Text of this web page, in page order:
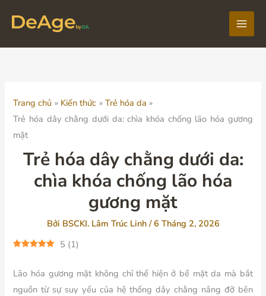
Main
Trang chủ Kiến thức
Trẻ hóa da
Trẻ hóa dây chằng dưới da: chìa khóa chống lão hóa gương
mặt
Trẻ hóa dây chằng dưới da:
chìa khóa chống lão hóa
gương mặt
Bởi BSCKI. Lâm Trúc Linh/6 Tháng 2, 2026
5 (1)
Lão hóa gương mặt không chỉ thể hiện ở bề mặt da mà bắt
nguồn từ sự suy yếu của hệ thống dây chằng nâng đỡ bên